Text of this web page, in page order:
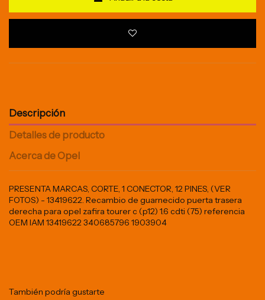
Descripción
Detalles de producto
Acerca de Opel
PRESENTA MARCAS, CORTE, 1 CONECTOR, 12 PINES, (VER
FOTOS) - 13419622. Recambio de guarnecido puerta trasera
derecha para opel zafira tourer c (p12) 1.6 cdti (75) referencia
OEM IAM 13419622 340685796 1903904
También podría gustarte